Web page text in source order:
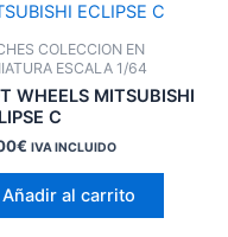
COLECCION EN
ESCALA 1/64
WHEELS MITSUBISHI
C
€ IVA INCLUIDO
Añadir al carrito